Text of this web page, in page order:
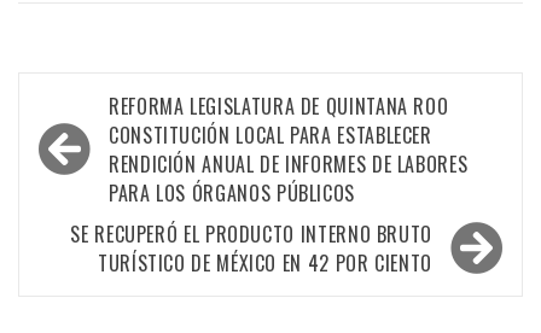
Navegación
de
entradas
REFORMA LEGISLATURA DE QUINTANA ROO
CONSTITUCIÓN LOCAL PARA ESTABLECER
RENDICIÓN ANUAL DE INFORMES DE LABORES
PARA LOS ÓRGANOS PÚBLICOS
SE RECUPERÓ EL PRODUCTO INTERNO BRUTO
TURÍSTICO DE MÉXICO EN 42 POR CIENTO